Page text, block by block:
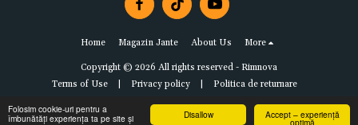
Accept – experiență
optimă
Disallow
Folosim cookie-uri pentru a
îmbunătăți experiența ta pe site și
Home Magazin Jante About Us More
Copyright © 2026 All rights reserved - Rimnova
Terms of Use| Privacy policy| Politica de returnare